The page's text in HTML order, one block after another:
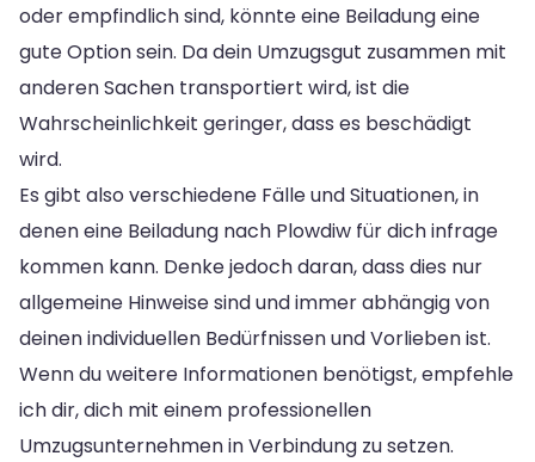
oder empfindlich sind, könnte eine Beiladung eine
gute Option sein. Da dein Umzugsgut zusammen mit
anderen Sachen transportiert wird, ist die
Wahrscheinlichkeit geringer, dass es beschädigt
wird.
Es gibt also verschiedene Fälle und Situationen, in
denen eine Beiladung nach Plowdiw für dich infrage
kommen kann. Denke jedoch daran, dass dies nur
allgemeine Hinweise sind und immer abhängig von
deinen individuellen Bedürfnissen und Vorlieben ist.
Wenn du weitere Informationen benötigst, empfehle
ich dir, dich mit einem professionellen
Umzugsunternehmen in Verbindung zu setzen.